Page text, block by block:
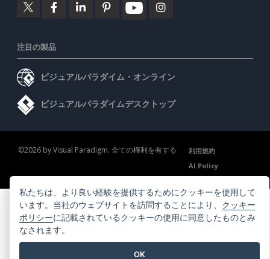
注目の製品
ビジュアルパラダイム・オンライン
ビジュアルパラダイムデスクトップ
©2026 by Visual Paradigm. 全ての権利を有する
利用規約
AI Policy
私たちは、より良い経験を提供するためにクッキーを使用して
います。当社のウェブサイトを訪問することにより、 クッキー
ポリシーに記載されているクッキーの使用に同意したものとみ
なされます。
OK